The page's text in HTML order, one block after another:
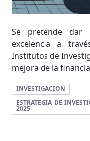
Se pretende dar
excelencia a
Institutos de
mejora de la
INVESTIGACION
ESTRATEGIA DE
2025